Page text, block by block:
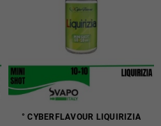
° CYBERFLAVOUR LIQUIRIZIA